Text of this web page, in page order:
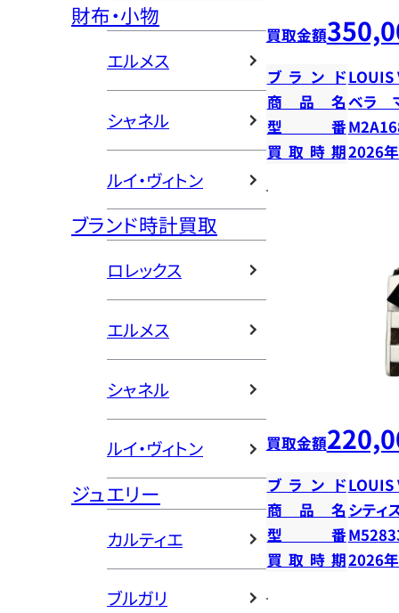
財布・小物
エルメス
シャネル
ルイ・ヴィトン
ブランド時計買取
ロレックス
エルメス
シャネル
ルイ・ヴィトン
ジュエリー
カルティエ
ブルガリ
買取金額
ブランドLOUIS
商品名ベラ
型番
買取時期2026
買取金額
ブランドLOUIS
商品名 シティ
型番
買取時期2026